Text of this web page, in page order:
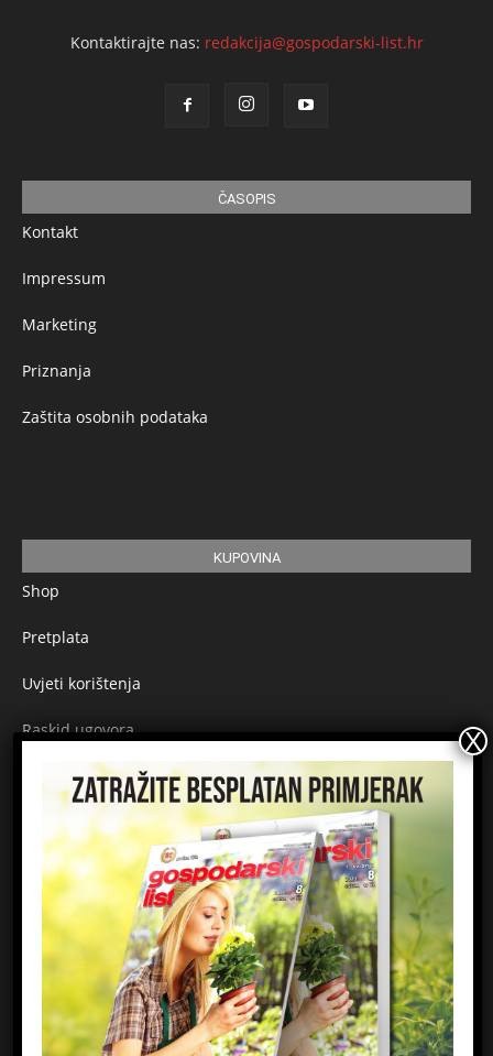
Kontaktirajte nas: redakcija@gospodarski-list.hr
ČASOPIS
Kontakt
Impressum
Marketing
Priznanja
Zaštita osobnih podataka
KUPOVINA
Shop
Pretplata
Uvjeti korištenja
Raskid ugovora
Načini plaćanja
Sigurnost plaćanja
Prijavite se na newsletter
Email